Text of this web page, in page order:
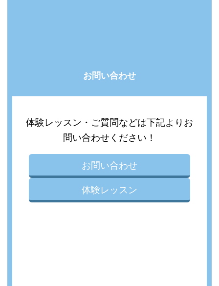
お問い合わせ
体験レッスン・ご質問などは下記よりお
問い合わせください！
お問い合わせ
体験レッスン